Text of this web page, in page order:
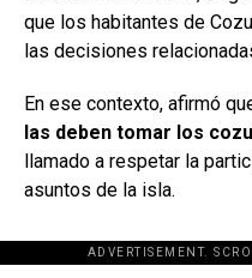
que los habitantes de
las decisiones
En ese contexto, afirmó
las deben tomar los
llamado a respetar la
asuntos de la isla.
ADVERTISEMENT.